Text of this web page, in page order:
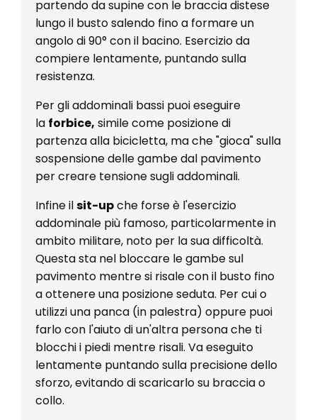
partendo da supine con le braccia distese
lungo il busto salendo fino a formare un
angolo di 90° con il bacino. Esercizio da
compiere lentamente, puntando sulla
resistenza.
Per gli addominali bassi puoi eseguire
la forbice, simile come posizione di
partenza alla bicicletta, ma che "gioca" sulla
sospensione delle gambe dal pavimento
per creare tensione sugli addominali.
Infine ilsit-upche forse è l'esercizio
addominale più famoso, particolarmente in
ambito militare, noto per la sua difficoltà.
Questa sta nel bloccare le gambe sul
pavimento mentre si risale con il busto fino
a ottenere una posizione seduta. Per cui o
utilizzi una panca (in palestra) oppure puoi
farlo con l'aiuto di un'altra persona che ti
blocchi i piedi mentre risali. Va eseguito
lentamente puntando sulla precisione dello
sforzo, evitando di scaricarlo su braccia o
collo.